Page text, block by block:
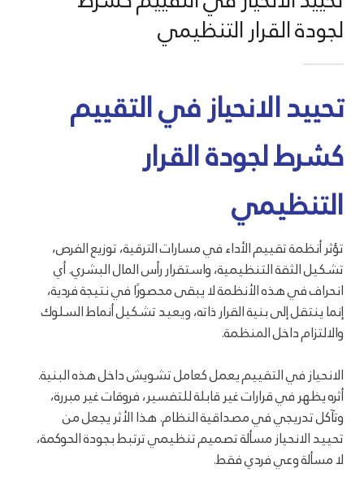
لجودة القرار التنظيمي
تحييد الانحياز في التقييم
كشرط لجودة القرار
التنظيمي
تؤثر أنظمة تقييم الأداء في مسارات الترقية، توزيع الفرص،
تشكيل الثقة التنظيمية، واستقرار رأس المال البشري. أي
انحراف في هذه الأنظمة لا يبقى محصورًا في نتيجة فردية،
إنما ينتقل إلى بنية القرار ذاته، ويعيد تشكيل أنماط السلوك
والالتزام داخل المنظمة.
الانحياز في التقييم يعمل كعامل تشويش داخل هذه البنية.
أثره يظهر في قرارات غير قابلة للتفسير، فروقات غير مبررة،
وتآكل تدريجي في مصداقية النظام. هذا الأثر يجعل من
تحييد الانحياز مسألة تصميم تنظيمي ترتبط بجودة الحوكمة،
لا مسألة وعي فردي فقط.